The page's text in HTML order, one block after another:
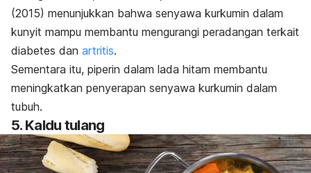
(2015) menunjukkan bahwa senyawa kurkumin dalam
kunyit mampu membantu mengurangi peradangan terkait
diabetes dan artritis.
Sementara itu, piperin dalam lada hitam membantu
meningkatkan penyerapan senyawa kurkumin dalam
tubuh.
5. Kaldu tulang